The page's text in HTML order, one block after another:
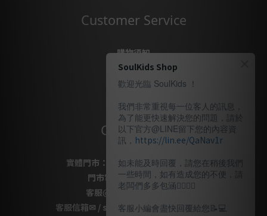
Customer Service
購物須知
購物代購
售後服務
Contact Us
實體門市：
桃園市桃園區復興路69號
門市電話：03-337-1777
客服@LINE ：＠soulkids
客服信箱✉ / shopsoulkids@gmail.com
SoulKids Shop
歡迎光臨 SoulKids ！
我們非常重視每一位客人的訊息，
為了能更快速解決您的問題，請於
以下官方@LINE留下您的內容資
訊， https://lin.ee/QaNav1r
如未能及時回覆，請您在稍後我們
一些時間，如有造成您的不便，請
老闆們多多包涵🙇🏽‍🙇‍♀️
客服小編會盡快回覆給您📝💻️